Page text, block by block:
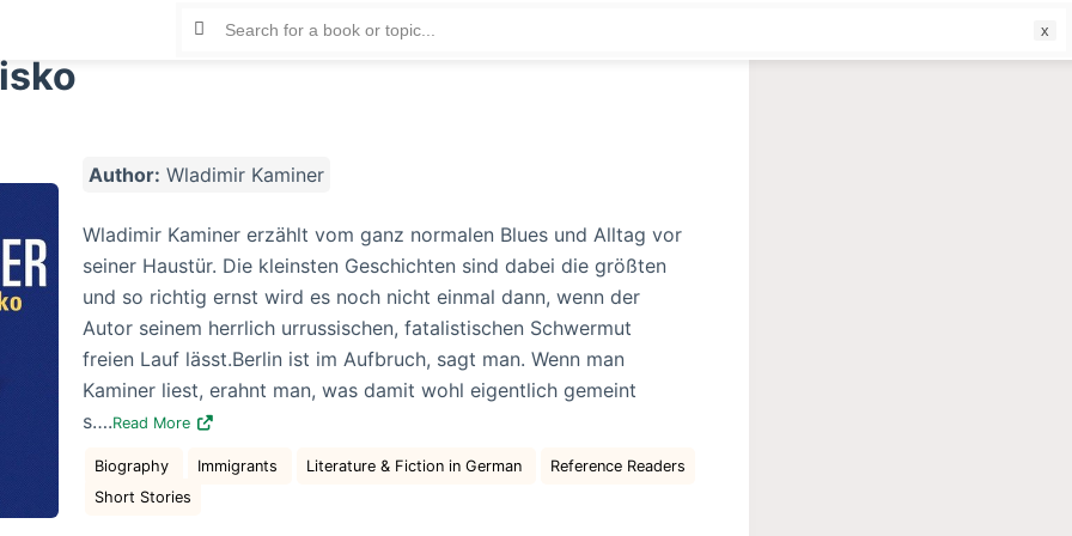
Author: Wladimir Kaminer
Wladimir Kaminer erzählt vom ganz normalen Blues und Alltag vor
seiner Haustür. Die kleinsten Geschichten sind dabei die größten
und so richtig ernst wird es noch nicht einmal dann, wenn der
Autor seinem herrlich urrussischen, fatalistischen Schwermut
freien Lauf lässt.Berlin ist im Aufbruch, sagt man. Wenn man
Kaminer liest, erahnt man, was damit wohl eigentlich gemeint
s….Read More
Biography Immigrants Literature & Fiction in German
Reference Readers
Short Stories